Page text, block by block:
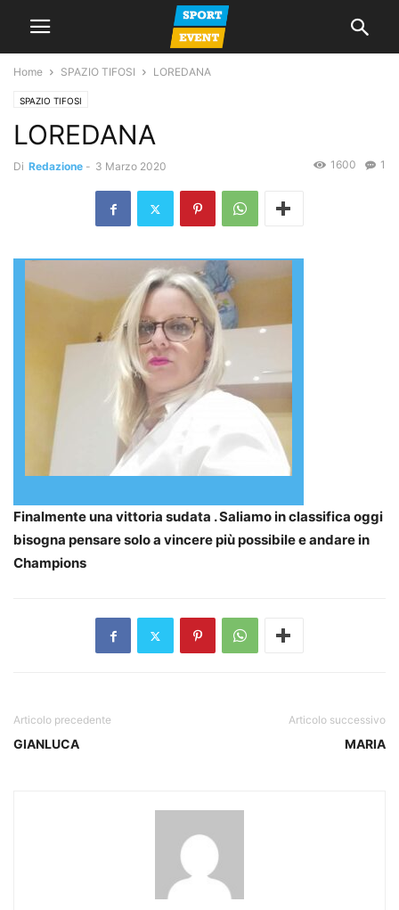
Home SPAZIO TIFOSI LOREDANA
SPAZIO TIFOSI
LOREDANA
Di Redazione - 3 Marzo 2020 1
1600
Finalmente una vittoria sudata . Saliamo in classifica oggi
bisogna pensare solo a vincere più possibile e andare in
Champions
Articolo precedente
GIANLUCA
Articolo successivo
MARIA